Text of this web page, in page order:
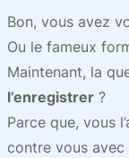
Bon, vous avez
Ou le fameux
Maintenant, la
l’enregistrer ?
Parce que, vous
contre vous avec